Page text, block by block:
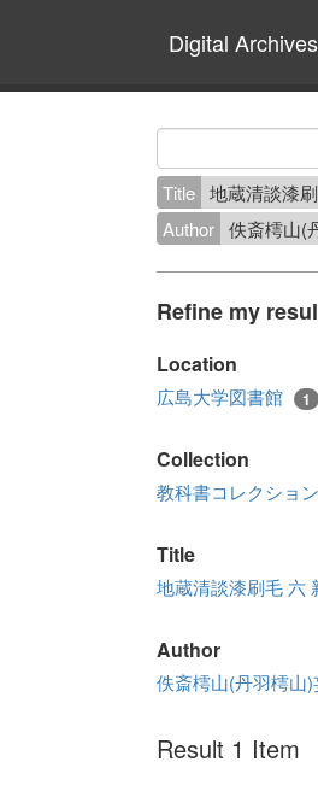
Digital
Title 地蔵清談漆
Author 佚斎樗山(
Refine my
Location
広島大学図書館 1
Collection
教科書コレクション
Title
地蔵清談漆刷毛 六
Author
佚斎樗山(丹羽樗山
Result 1 Item